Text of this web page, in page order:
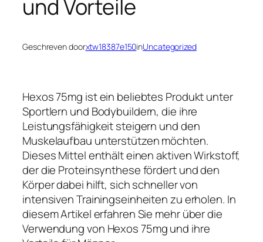
und Vorteile
Geschreven doorxtw18387e150inUncategorized
Hexos 75mg ist ein beliebtes Produkt unter
Sportlern und Bodybuildern, die ihre
Leistungsfähigkeit steigern und den
Muskelaufbau unterstützen möchten.
Dieses Mittel enthält einen aktiven Wirkstoff,
der die Proteinsynthese fördert und den
Körper dabei hilft, sich schneller von
intensiven Trainingseinheiten zu erholen. In
diesem Artikel erfahren Sie mehr über die
Verwendung von Hexos 75mg und ihre